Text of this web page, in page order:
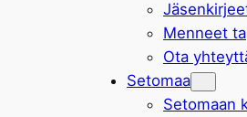
Menneet
Ota
Setomaa
Setomaan